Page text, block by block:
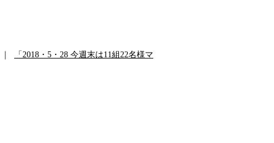
「2018・5・28 今週末は11組22名様マ